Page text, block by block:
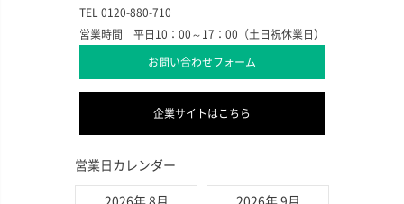
TEL 0120-880-710
営業時間 平日10：00～17：00（土日祝休業日）
お問い合わせフォーム
企業サイトはこちら
営業日カレンダー
2026年 8月 2026年 9月